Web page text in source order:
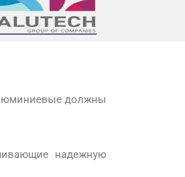
должны
надежную